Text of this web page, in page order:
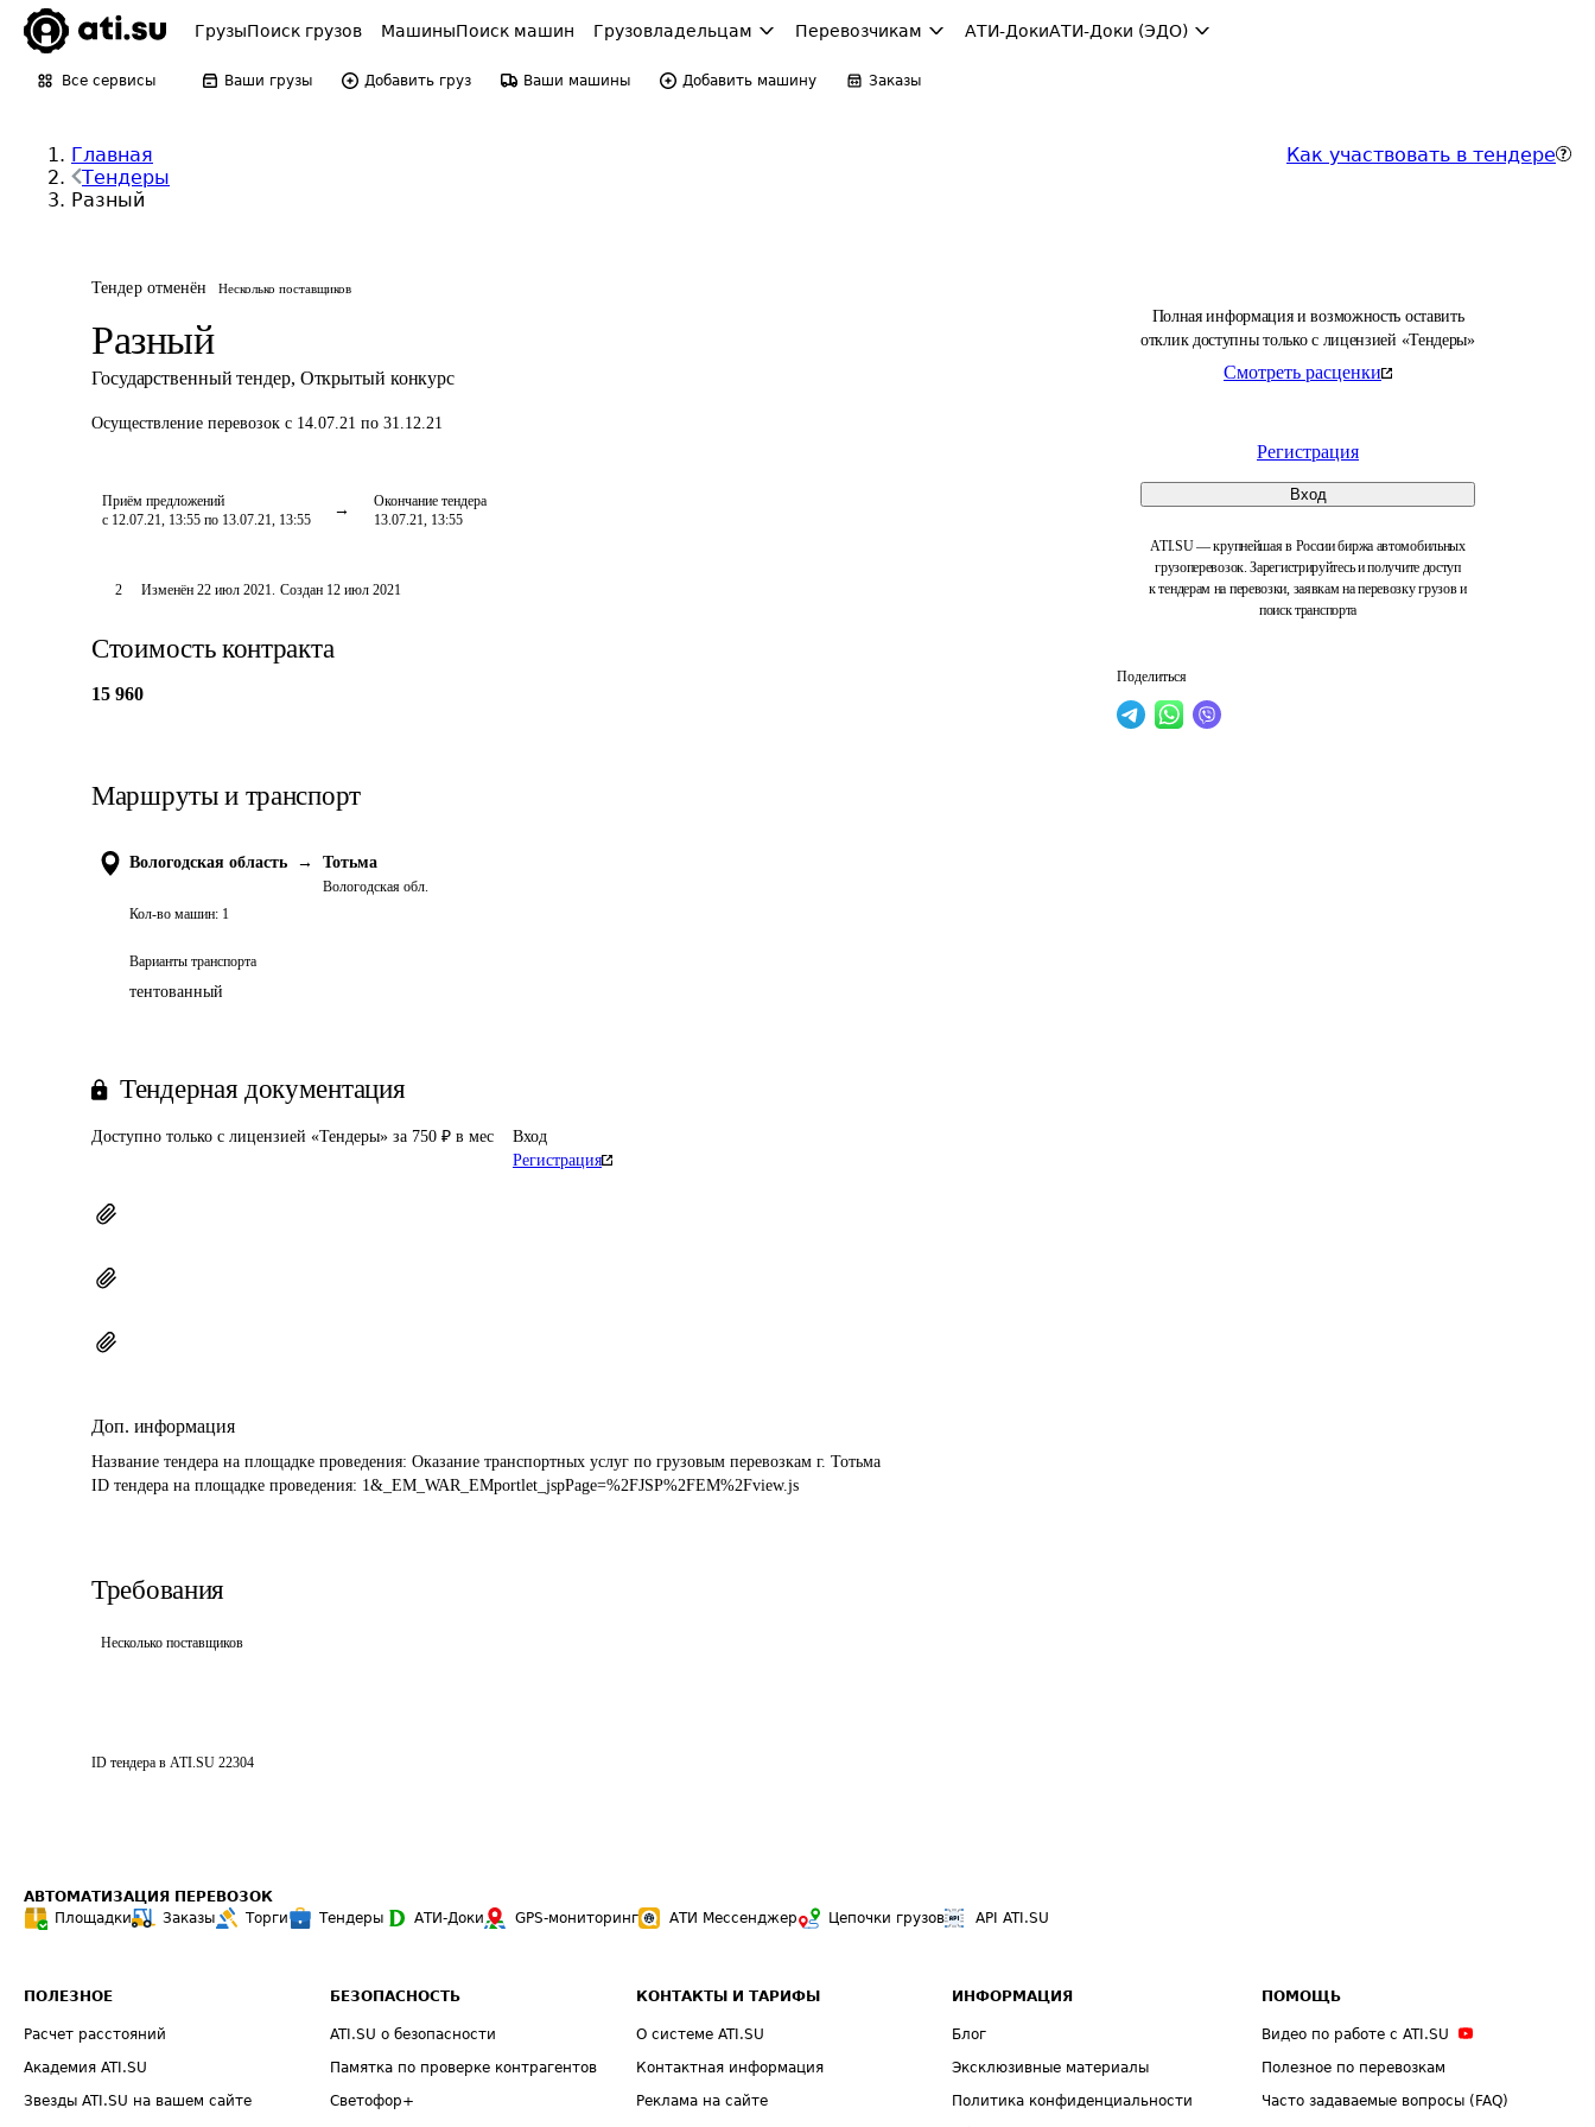
ГрузыПоиск грузов МашиныПоиск машин Грузовладельцам Перевозчикам АТИ-ДокиАТИ-Доки (ЭДО)
Все сервисы Ваши грузы Добавить груз Ваши машины Добавить машину Заказы
Главная
Тендеры
Разный
Как участвовать в тендере
Тендер отменён Несколько поставщиков
Разный
Государственный тендер, Открытый конкурс
Осуществление перевозок с 14.07.21 по 31.12.21
Приём предложений
с 12.07.21, 13:55 по 13.07.21, 13:55
Окончание тендера
13.07.21, 13:55
Полная информация и возможность оставить
отклик доступны только с лицензией «Тендеры»
Смотреть расценки
Регистрация
Вход
ATI.SU — крупнейшая в России биржа автомобильных
грузоперевозок. Зарегистрируйтесь и получите доступ
к тендерам на перевозки, заявкам на перевозку грузов и
поиск транспорта
Поделиться
2 Изменён 22 июл 2021. Создан 12 июл 2021
Стоимость контракта
15 960
Маршруты и транспорт
Вологодская область → Тотьма
Вологодская обл.
Кол-во машин: 1
Варианты транспорта
тентованный
Тендерная документация
Доступно только с лицензией «Тендеры» за 750 ₽ в мес
Вход
Регистрация
Доп. информация
Название тендера на площадке проведения: Оказание транспортных услуг по грузовым перевозкам г. Тотьма
ID тендера на площадке проведения: 1&_EM_WAR_EMportlet_jspPage=%2FJSP%2FEM%2Fview.js
Требования
Несколько поставщиков
ID тендера в ATI.SU 22304
АВТОМАТИЗАЦИЯ ПЕРЕВОЗОК
Площадки
Заказы Торги Тендеры АТИ-Доки GPS-мониторинг АТИ Мессенджер Цепочки грузов API ATI.SU
ПОЛЕЗНОЕ
Расчет расстояний
Академия ATI.SU
Звезды ATI.SU на вашем сайте
БЕЗОПАСНОСТЬ
ATI.SU о безопасности
Памятка по проверке контрагентов
Светофор+
КОНТАКТЫ И ТАРИФЫ
О системе ATI.SU
Контактная информация
Реклама на сайте
ИНФОРМАЦИЯ
Блог
Эксклюзивные материалы
Политика конфиденциальности
ПОМОЩЬ
Видео по работе с ATI.SU
Полезное по перевозкам
Часто задаваемые вопросы (FAQ)